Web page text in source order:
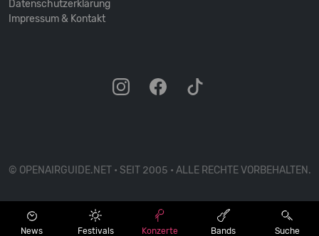
News Festivals Konzerte Bands Suche
Datenschutz­erklärung
Impressum & Kontakt
© OPENAIRGUIDE.NET • SEIT 2005 • ALLE RECHTE VORBEHALTEN.